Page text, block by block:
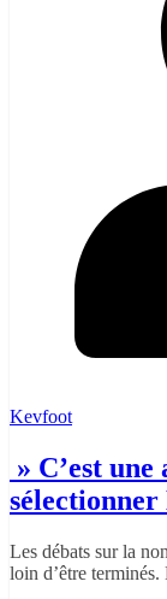
Kevfoot
» C’est
sélectionner
Les débats sur la
loin d’être